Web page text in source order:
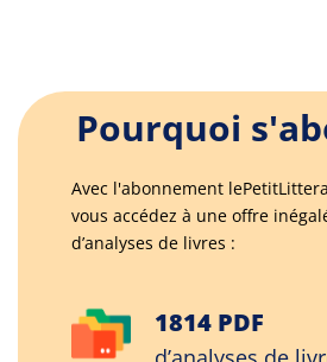
Pourquoi
Avec l'abonnement
vous accédez à une offre
d’analyses de livres :
1814 PDF